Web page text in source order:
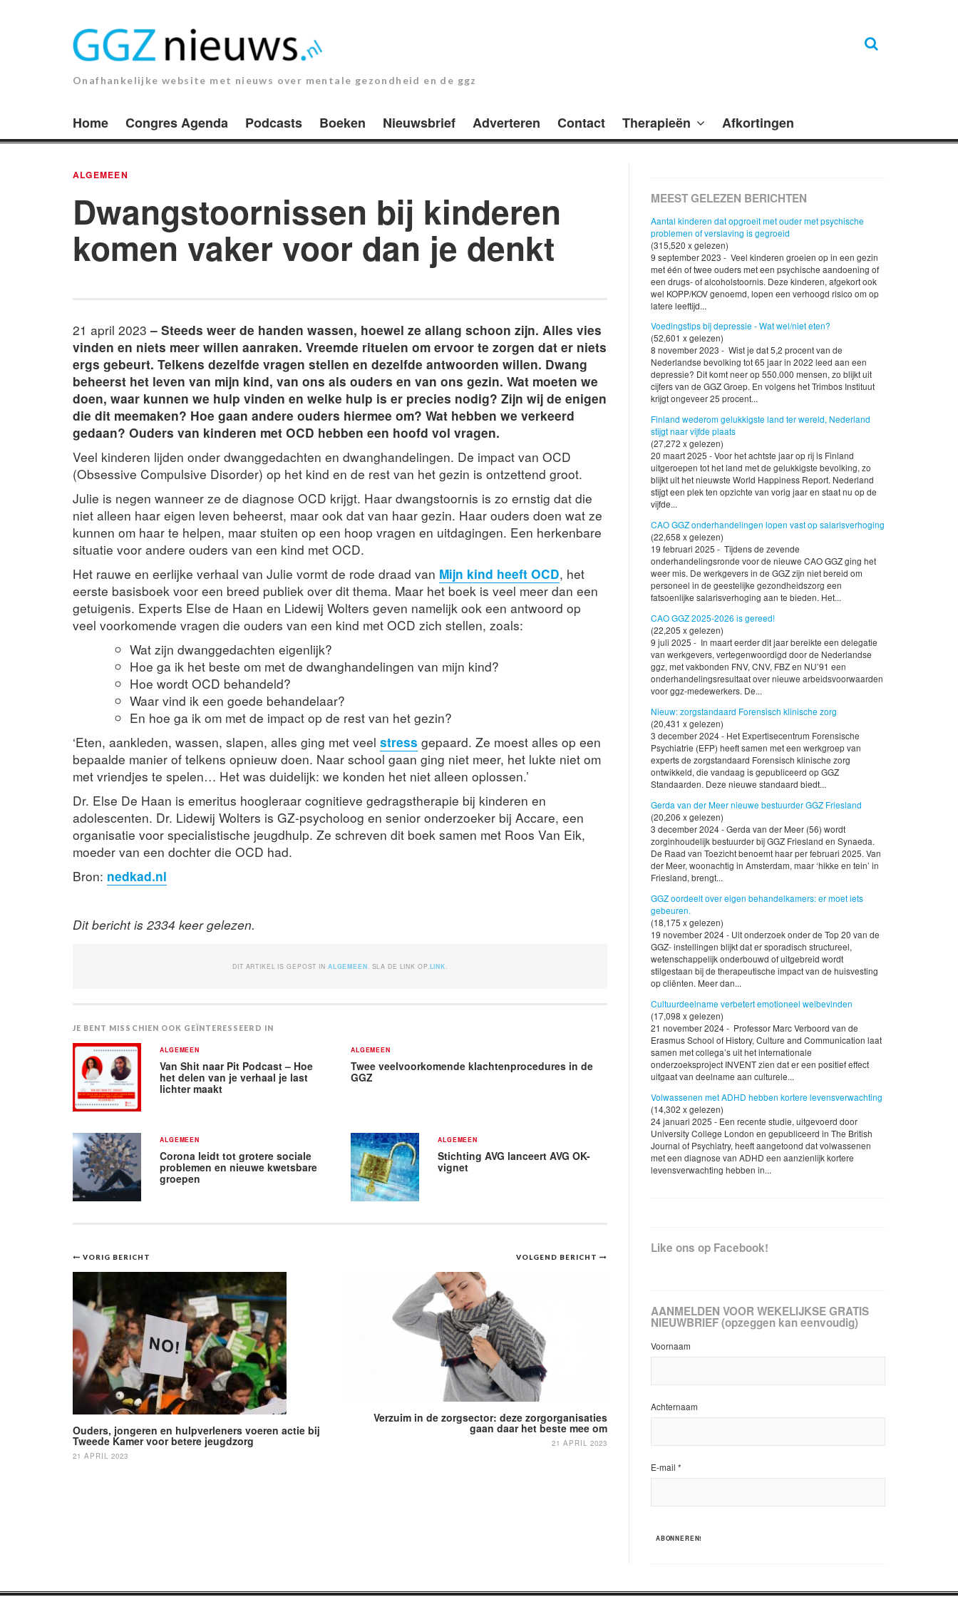
Onafhankelijke website met nieuws over mentale gezondheid en de ggz
Home Congres Agenda Podcasts Boeken Nieuwsbrief Adverteren Contact Therapieën Afkortingen
ALGEMEEN
Dwangstoornissen bij kinderen
komen vaker voor dan je denkt
21 april 2023– Steeds weer de handen wassen, hoewel ze allang schoon zijn. Alles vies
vinden en niets meer willen aanraken. Vreemde rituelen om ervoor te zorgen dat er niets
ergs gebeurt. Telkens dezelfde vragen stellen en dezelfde antwoorden willen. Dwang
beheerst het leven van mijn kind, van ons als ouders en van ons gezin. Wat moeten we
doen, waar kunnen we hulp vinden en welke hulp is er precies nodig? Zijn wij de enigen
die dit meemaken? Hoe gaan andere ouders hiermee om? Wat hebben we verkeerd
gedaan? Ouders van kinderen met OCD hebben een hoofd vol vragen.
Veel kinderen lijden onder dwanggedachten en dwanghandelingen. De impact van OCD
(Obsessive Compulsive Disorder) op het kind en de rest van het gezin is ontzettend groot.
Julie is negen wanneer ze de diagnose OCD krijgt. Haar dwangstoornis is zo ernstig dat die
niet alleen haar eigen leven beheerst, maar ook dat van haar gezin. Haar ouders doen wat ze
kunnen om haar te helpen, maar stuiten op een hoop vragen en uitdagingen. Een herkenbare
situatie voor andere ouders van een kind met OCD.
Het rauwe en eerlijke verhaal van Julie vormt de rode draad van Mijn kind heeft OCD, het
eerste basisboek voor een breed publiek over dit thema. Maar het boek is veel meer dan een
getuigenis. Experts Else de Haan en Lidewij Wolters geven namelijk ook een antwoord op
veel voorkomende vragen die ouders van een kind met OCD zich stellen, zoals:
Wat zijn dwanggedachten eigenlijk?
Hoe ga ik het beste om met de dwanghandelingen van mijn kind?
Hoe wordt OCD behandeld?
Waar vind ik een goede behandelaar?
En hoe ga ik om met de impact op de rest van het gezin?
‘Eten, aankleden, wassen, slapen, alles ging met veel stress gepaard. Ze moest alles op een
bepaalde manier of telkens opnieuw doen. Naar school gaan ging niet meer, het lukte niet om
met vriendjes te spelen… Het was duidelijk: we konden het niet alleen oplossen.’
Dr. Else De Haan is emeritus hoogleraar cognitieve gedragstherapie bij kinderen en
adolescenten. Dr. Lidewij Wolters is GZ-psycholoog en senior onderzoeker bij Accare, een
organisatie voor specialistische jeugdhulp. Ze schreven dit boek samen met Roos Van Eik,
moeder van een dochter die OCD had.
Bron: nedkad.nl
Dit bericht is 2334 keer gelezen.
DIT ARTIKEL IS GEPOST IN ALGEMEEN . SLA DE LINK OP. LINK
JE BENT MISSCHIEN OOK GEÏNTERESSEERD IN
ALGEMEEN
Van Shit naar Pit Podcast – Hoe
het delen van je verhaal je last
lichter maakt
ALGEMEEN
Twee veelvoorkomende klachtenprocedures in de
GGZ
ALGEMEEN
Corona leidt tot grotere sociale
problemen en nieuwe kwetsbare
groepen
ALGEMEEN
Stichting AVG lanceert AVG OK-
vignet
Bericht
navigatie
VOLGEND BERICHT
Verzuim in de zorgsector: deze zorgorganisaties
gaan daar het beste mee om
21 APRIL 2023
VORIG BERICHT
Ouders, jongeren en hulpverleners voeren actie bij
Tweede Kamer voor betere jeugdzorg
21 APRIL 2023
MEEST GELEZEN BERICHTEN
Aantal kinderen dat opgroeit met ouder met psychische
problemen of verslaving is gegroeid
(315,520 x gelezen)
9 september 2023 - Veel kinderen groeien op in een gezin
met één of twee ouders met een psychische aandoening of
een drugs- of alcoholstoornis. Deze kinderen, afgekort ook
wel KOPP/KOV genoemd, lopen een verhoogd risico om op
latere leeftijd...
Voedingstips bij depressie - Wat wel/niet eten?
(52,601 x gelezen)
8 november 2023 - Wist je dat 5,2 procent van de
Nederlandse bevolking tot 65 jaar in 2022 leed aan een
depressie? Dit komt neer op 550.000 mensen, zo blijkt uit
cijfers van de GGZ Groep. En volgens het Trimbos Instituut
krijgt ongeveer 25 procent...
Finland wederom gelukkigste land ter wereld, Nederland
stijgt naar vijfde plaats
(27,272 x gelezen)
20 maart 2025 - Voor het achtste jaar op rij is Finland
uitgeroepen tot het land met de gelukkigste bevolking, zo
blijkt uit het nieuwste World Happiness Report. Nederland
stijgt een plek ten opzichte van vorig jaar en staat nu op de
vijfde...
CAO GGZ onderhandelingen lopen vast op salarisverhoging
(22,658 x gelezen)
19 februari 2025 - Tijdens de zevende
onderhandelingsronde voor de nieuwe CAO GGZ ging het
weer mis. De werkgevers in de GGZ zijn niet bereid om
personeel in de geestelijke gezondheidszorg een
fatsoenlijke salarisverhoging aan te bieden. Het...
CAO GGZ 2025-2026 is gereed!
(22,205 x gelezen)
9 juli 2025 - In maart eerder dit jaar bereikte een delegatie
van werkgevers, vertegenwoordigd door de Nederlandse
ggz, met vakbonden FNV, CNV, FBZ en NU’91 een
onderhandelingsresultaat over nieuwe arbeidsvoorwaarden
voor ggz-medewerkers. De...
Nieuw: zorgstandaard Forensisch klinische zorg
(20,431 x gelezen)
3 december 2024 - Het Expertisecentrum Forensische
Psychiatrie (EFP) heeft samen met een werkgroep van
experts de zorgstandaard Forensisch klinische zorg
ontwikkeld, die vandaag is gepubliceerd op GGZ
Standaarden. Deze nieuwe standaard biedt...
Gerda van der Meer nieuwe bestuurder GGZ Friesland
(20,206 x gelezen)
3 december 2024 - Gerda van der Meer (56) wordt
zorginhoudelijk bestuurder bij GGZ Friesland en Synaeda.
De Raad van Toezicht benoemt haar per februari 2025. Van
der Meer, woonachtig in Amsterdam, maar ‘hikke en tein’ in
Friesland, brengt...
GGZ oordeelt over eigen behandelkamers: er moet iets
gebeuren.
(18,175 x gelezen)
19 november 2024 - Uit onderzoek onder de Top 20 van de
GGZ- instellingen blijkt dat er sporadisch structureel,
wetenschappelijk onderbouwd of uitgebreid wordt
stilgestaan bij de therapeutische impact van de huisvesting
op cliënten. Meer dan...
Cultuurdeelname verbetert emotioneel welbevinden
(17,098 x gelezen)
21 november 2024 - Professor Marc Verboord van de
Erasmus School of History, Culture and Communication laat
samen met collega’s uit het internationale
onderzoeksproject INVENT zien dat er een positief effect
uitgaat van deelname aan culturele...
Volwassenen met ADHD hebben kortere levensverwachting
(14,302 x gelezen)
24 januari 2025 - Een recente studie, uitgevoerd door
University College London en gepubliceerd in The British
Journal of Psychiatry, heeft aangetoond dat volwassenen
met een diagnose van ADHD een aanzienlijk kortere
levensverwachting hebben in...
Like ons op Facebook!
AANMELDEN VOOR WEKELIJKSE GRATIS
NIEUWBRIEF (opzeggen kan eenvoudig)
Voornaam
Achternaam
E-mail *